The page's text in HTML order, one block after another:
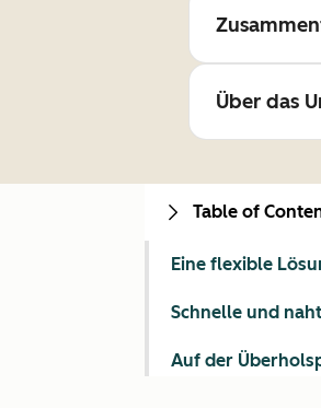
Über das
Table of
Eine flexible
Schnelle und
Auf der